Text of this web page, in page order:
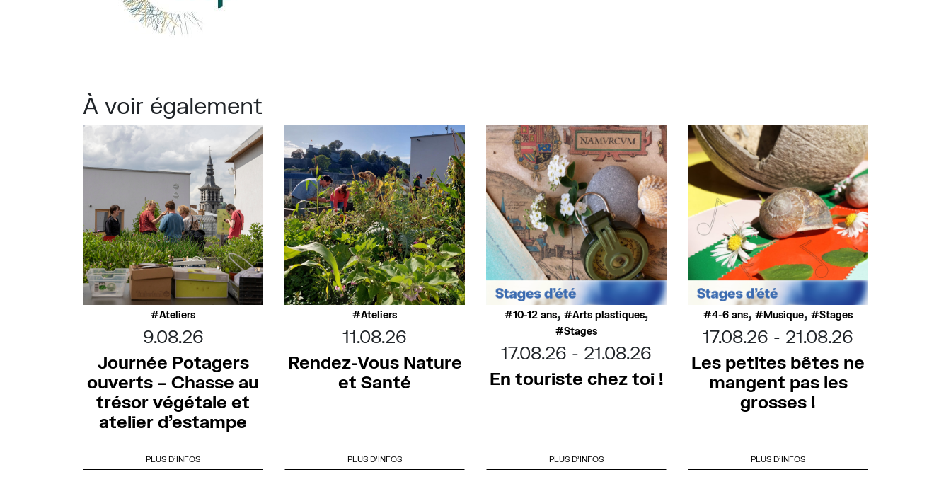
À voir également
Ateliers
9.08.26
Journée Potagers
ouverts – Chasse au
trésor végétale et
atelier d’estampe
PLUS D'INFOS
Ateliers
11.08.26
Rendez-Vous Nature
et Santé
PLUS D'INFOS
10-12 ans, Arts plastiques,
Stages
17.08.26
21.08.26
En touriste chez toi !
PLUS D'INFOS
4-6 ans, Musique, Stages
17.08.26
21.08.26
Les petites bêtes ne
mangent pas les
grosses !
PLUS D'INFOS